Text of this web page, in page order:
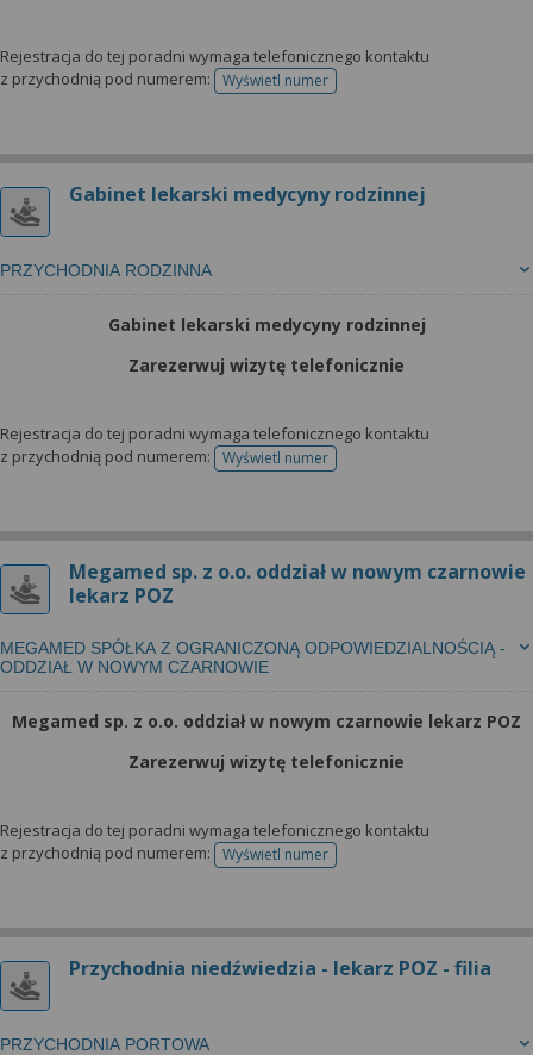
Rejestracja do tej poradni wymaga telefonicznego kontaktu
z przychodnią pod numerem:
Wyświetl numertelefonu do rejestracji
Gabinet lekarski medycyny rodzinnej
PRZYCHODNIA RODZINNA
Gabinet lekarski medycyny rodzinnej
Zarezerwuj wizytę telefonicznie
Rejestracja do tej poradni wymaga telefonicznego kontaktu
z przychodnią pod numerem:
Wyświetl numertelefonu do rejestracji
Megamed sp. z o.o. oddział w nowym czarnowie
lekarz POZ
MEGAMED SPÓŁKA Z OGRANICZONĄ ODPOWIEDZIALNOŚCIĄ -
ODDZIAŁ W NOWYM CZARNOWIE
Megamed sp. z o.o. oddział w nowym czarnowie lekarz POZ
Zarezerwuj wizytę telefonicznie
Rejestracja do tej poradni wymaga telefonicznego kontaktu
z przychodnią pod numerem:
Wyświetl numertelefonu do rejestracji
Przychodnia niedźwiedzia - lekarz POZ - filia
PRZYCHODNIA PORTOWA